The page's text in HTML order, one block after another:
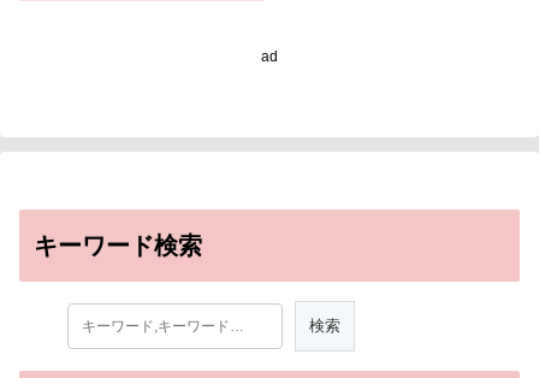
ad
キーワード検索